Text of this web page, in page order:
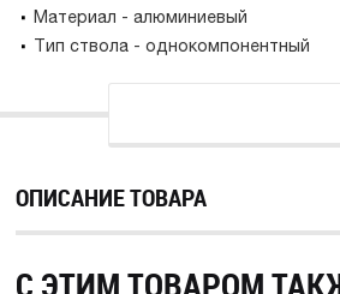
Материал - алюминиевый
Тип ствола - однокомпонентный
ОПИСАНИЕ ТОВАРА
С ЭТИМ ТОВАРОМ